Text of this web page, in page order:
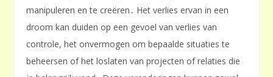
manipuleren en te creëren․ Het verlies ervan in een
droom kan duiden op een gevoel van verlies van
controle, het onvermogen om bepaalde situaties te
beheersen of het loslaten van projecten of relaties die